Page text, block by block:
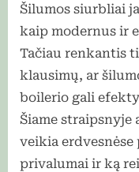
Šilumos siurbliai
kaip modernus ir
Tačiau renkantis
klausimų, ar
boilerio gali
Šiame straipsnyje
veikia
privalumai ir ką